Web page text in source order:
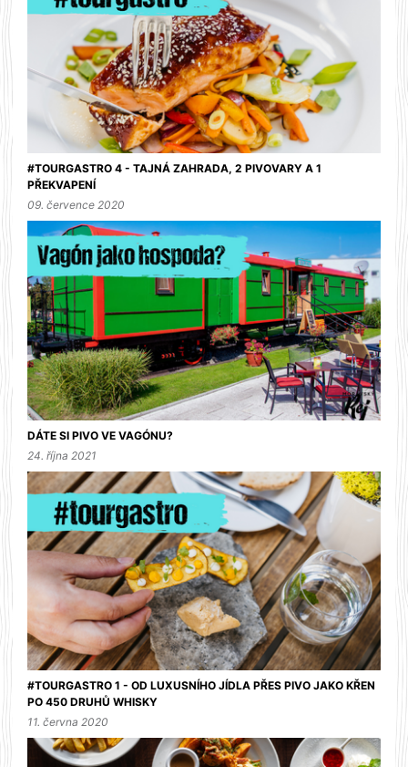
#TOURGASTRO 4 - TAJNÁ ZAHRADA, 2 PIVOVARY A 1
PŘEKVAPENÍ
09. července 2020
DÁTE SI PIVO VE VAGÓNU?
24. října 2021
#TOURGASTRO 1 - OD LUXUSNÍHO JÍDLA PŘES PIVO JAKO KŘEN
PO 450 DRUHŮ WHISKY
11. června 2020